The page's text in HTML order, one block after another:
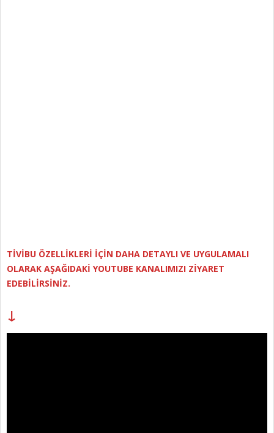
TİVİBU ÖZELLİKLERİ İÇİN DAHA DETAYLI VE UYGULAMALI
OLARAK AŞAĞIDAKİ YOUTUBE KANALIMIZI ZİYARET
EDEBİLİRSİNİZ.
↓